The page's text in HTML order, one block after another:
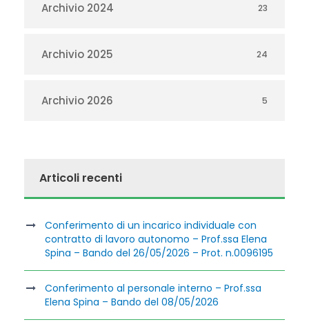
Archivio 2024 23
Archivio 2025 24
Archivio 2026 5
Articoli recenti
Conferimento di un incarico individuale con
contratto di lavoro autonomo – Prof.ssa Elena
Spina – Bando del 26/05/2026 – Prot. n.0096195
Conferimento al personale interno – Prof.ssa
Elena Spina – Bando del 08/05/2026